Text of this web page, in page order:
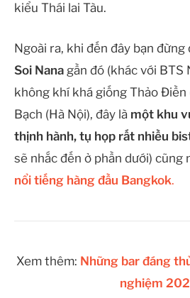
kiểu Thái lai Tàu.
Ngoài ra, khi đến đây bạn
Soi Nana gần đó (khác với BTS
không khí khá giống Thảo Điền
Bạch (Hà Nội), đây là một khu
thịnh hành, tụ họp rất nhiều
sẽ nhắc đến ở phần dưới) cũng
nổi tiếng hàng đầu Bangkok.
Xem thêm: Những bar đáng
nghiệm